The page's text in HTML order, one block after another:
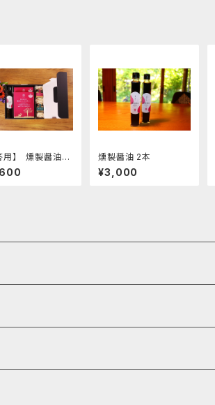
用】 燻製醤油、
調味料、カレーの
わせ
燻製醤油 2本
¥3,000